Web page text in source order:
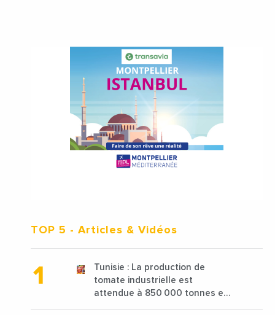
TOP 5 - Articles & Vidéos
Tunisie : La production de
tomate industrielle est
attendue à 850 000 tonnes en